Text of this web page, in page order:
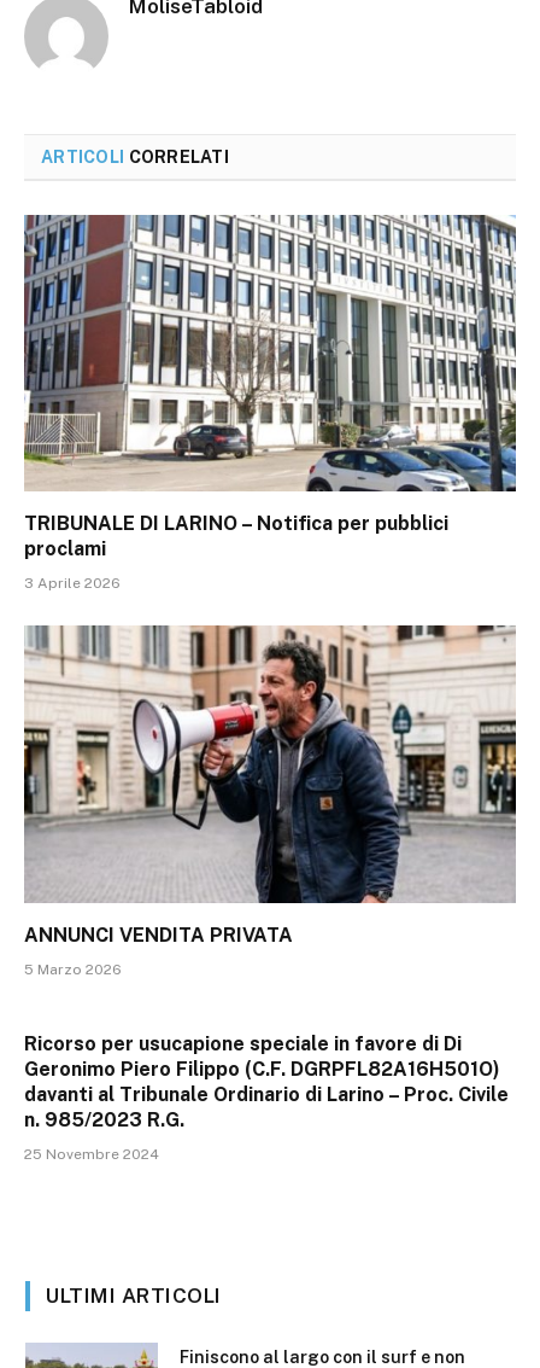
MoliseTabloid
ARTICOLI CORRELATI
TRIBUNALE DI LARINO – Notifica per pubblici
proclami
3 Aprile 2026
ANNUNCI VENDITA PRIVATA
5 Marzo 2026
Ricorso per usucapione speciale in favore di Di
Geronimo Piero Filippo (C.F. DGRPFL82A16H501O)
davanti al Tribunale Ordinario di Larino – Proc. Civile
n. 985/2023 R.G.
25 Novembre 2024
ULTIMI ARTICOLI
Finiscono al largo con il surf e non